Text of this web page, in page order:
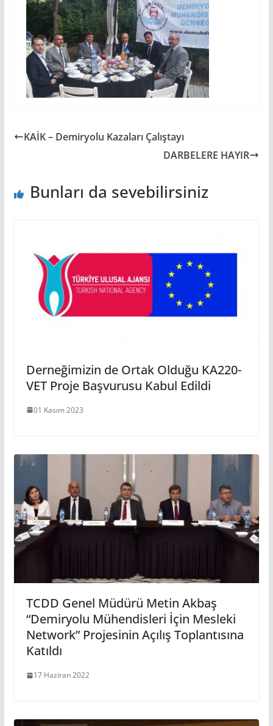
KAİK – Demiryolu Kazaları Çalıştayı
DARBELERE HAYIR
Bunları da sevebilirsiniz
Derneğimizin de Ortak Olduğu KA220-
VET Proje Başvurusu Kabul Edildi
01 Kasım 2023
TCDD Genel Müdürü Metin Akbaş
“Demiryolu Mühendisleri İçin Mesleki
Network” Projesinin Açılış Toplantısına
Katıldı
17 Haziran 2022